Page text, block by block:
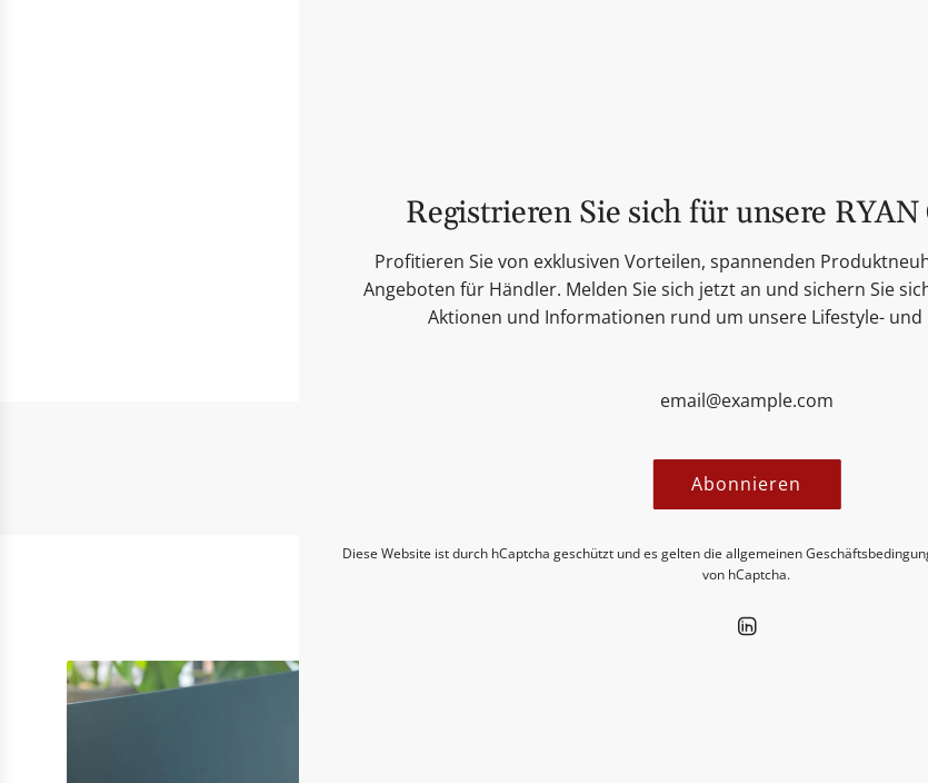
Holen Sie sich die
MEHR
Entdecken Sie neue Insights in
Registrieren Sie sich für unsere
Profitieren Sie von exklusiven Vorteilen, spannenden
Angeboten für Händler. Melden Sie sich jetzt an und sichern Sie
Aktionen und Informationen rund um unsere Lifestyle- und
Abonnieren
Diese Website ist durch hCaptcha geschützt und es gelten dieallgemeinen
von hCaptcha.